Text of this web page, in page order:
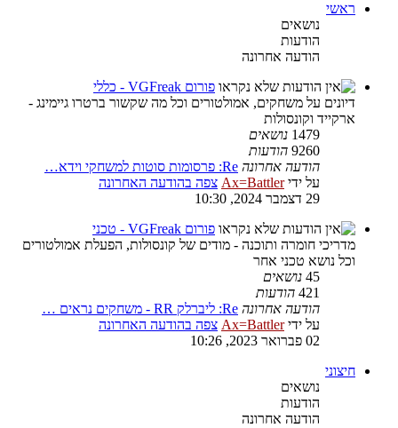
ראשי
נושאים
הודעות
הודעה אחרונה
פורום VGFreak - כללי
דיונים על משחקים, אמולטורים וכל מה שקשור ברטרו גיימינג -
ארקייד וקונסולות
1479 נושאים
9260 הודעות
הודעה אחרונה Re: פרסומות סוטות למשחקי וידא…
על ידיAx=Battler צפה בהודעה האחרונה
29 דצמבר 2024, 10:30
פורום VGFreak - טכני
מדריכי חומרה ותוכנה - מודים של קונסולות, הפעלת אמולטורים
וכל נושא טכני אחר
45 נושאים
421 הודעות
הודעה אחרונה Re: ליברלק RR - משחקים נראים …
על ידיAx=Battler צפה בהודעה האחרונה
02 פברואר 2023, 10:26
חיצוני
נושאים
הודעות
הודעה אחרונה